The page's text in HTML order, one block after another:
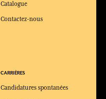
Catalogue
Contactez-nous
CARRIÈRES
Candidatures spontanées